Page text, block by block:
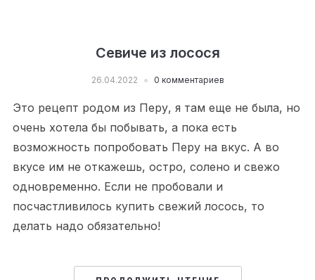
Севиче из лосося
26.04.2022 0 комментариев
Это рецепт родом из Перу, я там еще не была, но
очень хотела бы побывать, а пока есть
возможность попробовать Перу на вкус. А во
вкусе им не откажешь, остро, солено и свежо
одновременно. Если не пробовали и
посчастливилось купить свежий лосось, то
делать надо обязательно!